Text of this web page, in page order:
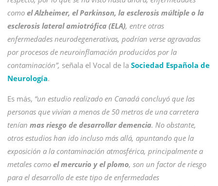
como el Alzheimer, el Parkinson, la esclerosis múltiple o la
esclerosis lateral amiotrófica (ELA), entre otras
enfermedades neurodegenerativas, podrían verse agravadas
por procesos de neuroinflamación producidos por la
contaminación”, señala el Vocal de la Sociedad Española de
Neurología.
Es más, “un estudio realizado en Canadá concluyó que las
personas que vivían a menos de 50 metros de una carretera
tenían mas riesgo de desarrollar demencia. No obstante,
otros estudios han ido incluso más allá, apuntando que la
exposición a la contaminación atmosférica, principalmente a
metales como el mercurio y el plomo, son un factor de riesgo
para el desarrollo de este tipo de enfermedades